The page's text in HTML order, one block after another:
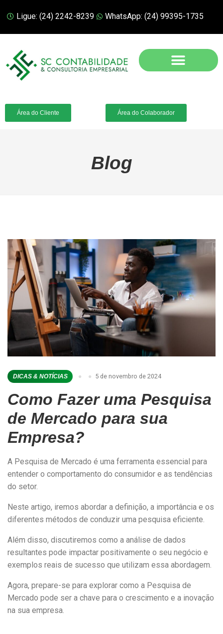
Ligue: (24) 2242-8239 WhatsApp: (24) 99395-1735
Área do Cliente Área do Colaborador
Blog
DICAS & NOTÍCIAS 5 de novembro de 2024
Como Fazer uma Pesquisa
de Mercado para sua
Empresa?
A Pesquisa de Mercado é uma ferramenta essencial para
entender o comportamento do consumidor e as tendências
do setor.
Neste artigo, iremos abordar a definição, a importância e os
diferentes métodos de conduzir uma pesquisa eficiente.
Além disso, discutiremos como a análise de dados
resultantes pode impactar positivamente o seu negócio e
exemplos reais de sucesso que utilizam essa abordagem.
Agora, prepare-se para explorar como a Pesquisa de
Mercado pode ser a chave para o crescimento e a inovação
na sua empresa.